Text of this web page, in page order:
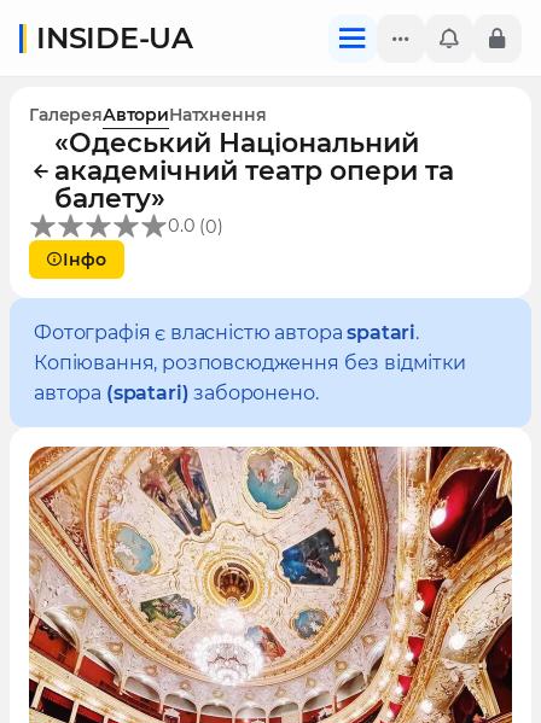
INSIDE-UA
ГалереяАвториНатхнення
«Одеський Національний
академічний театр опери та
балету»
0.0 (0)
Інфо
Фотографія є власністю автораspatari.
Копіювання, розповсюдження без відмітки
автора (spatari) заборонено.